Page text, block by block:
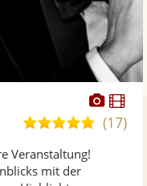
5,0(17)
Veranstaltung!
mit der